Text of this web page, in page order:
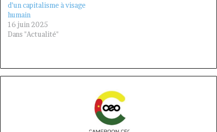
d’un capitalisme à visage
humain
16 juin 2025
Dans "Actualité"